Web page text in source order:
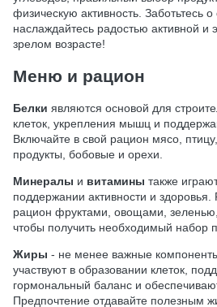
физическую активность. Заботьтесь
наслаждайтесь радостью активной и
зрелом возрасте!
Меню и рацион
Белки являются основой для
клеток, укрепления мышц и
Включайте в свой рацион мясо,
продукты, бобовые и орехи.
Минералы и витамины также
поддержании активности и здоровья.
рацион фруктами, овощами,
чтобы получить необходимый набор
Жиры - не менее важные
участвуют в образовании клеток,
гормональный баланс и
Предпочтение отдавайте полезным